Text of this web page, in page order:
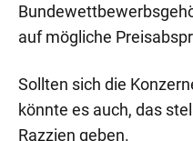
auf mögliche
Sollten sich die
könnte es auch, das
Razzien geben.